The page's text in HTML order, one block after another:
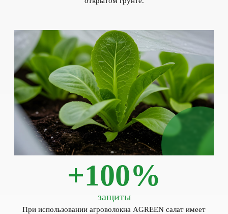
+100%
защиты
При использовании агроволокна AGREEN салат имеет